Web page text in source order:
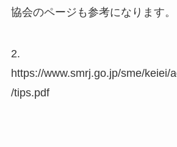
協会のページも参考になります。
2.
https://www.smrj.go.jp/sme/keiei/
/tips.pdf